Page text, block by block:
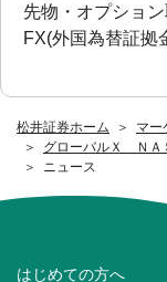
松井証券ホーム
マー
グローバルＸ ＮＡ
ニュース
先物・オプショ
FX(外国為替証拠
はじめての方へ